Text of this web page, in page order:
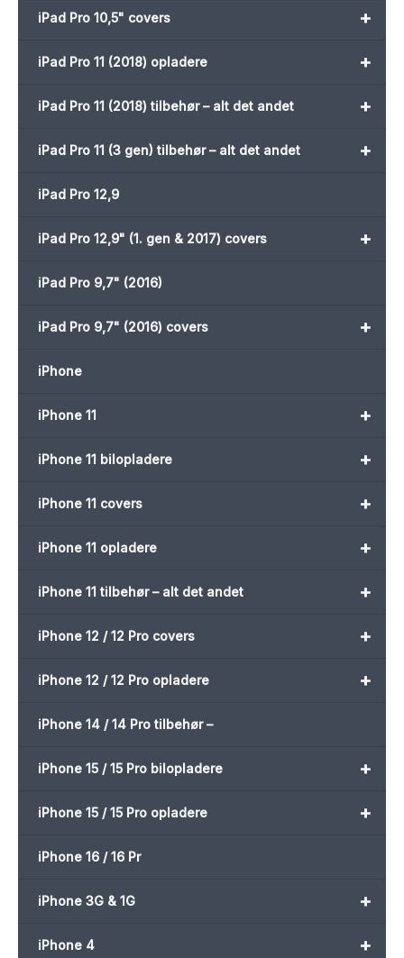
+
iPad Pro 10,5" covers
+
iPad Pro 11 (2018) opladere
+
iPad Pro 11 (2018) tilbehør – alt det andet
+
iPad Pro 11 (3 gen) tilbehør – alt det andet
iPad Pro 12,9
+
iPad Pro 12,9" (1. gen & 2017) covers
iPad Pro 9,7" (2016)
+
iPad Pro 9,7" (2016) covers
iPhone
+
iPhone 11
+
iPhone 11 bilopladere
+
iPhone 11 covers
+
iPhone 11 opladere
+
iPhone 11 tilbehør – alt det andet
+
iPhone 12 / 12 Pro covers
+
iPhone 12 / 12 Pro opladere
iPhone 14 / 14 Pro tilbehør –
+
iPhone 15 / 15 Pro bilopladere
+
iPhone 15 / 15 Pro opladere
iPhone 16 / 16 Pr
+
iPhone 3G & 1G
+
iPhone 4